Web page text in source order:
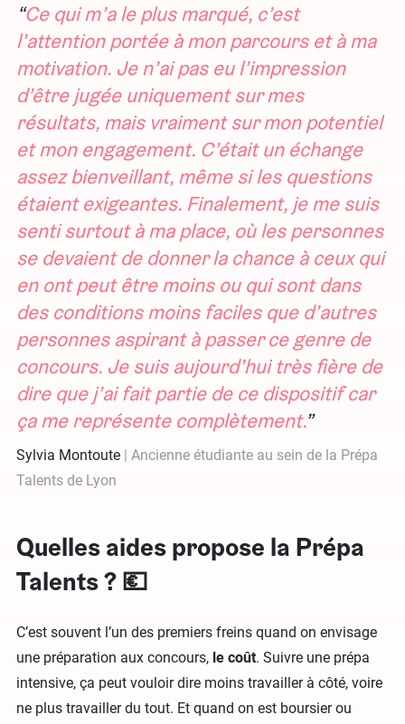
Ce qui m’a le plus marqué, c’est
l’attention portée à mon parcours et à ma
motivation. Je n’ai pas eu l’impression
d’être jugée uniquement sur mes
résultats, mais vraiment sur mon potentiel
et mon engagement. C’était un échange
assez bienveillant, même si les questions
étaient exigeantes. Finalement, je me suis
senti surtout à ma place, où les personnes
se devaient de donner la chance à ceux qui
en ont peut être moins ou qui sont dans
des conditions moins faciles que d’autres
personnes aspirant à passer ce genre de
concours. Je suis aujourd’hui très fière de
dire que j’ai fait partie de ce dispositif car
ça me représente complètement.
Sylvia Montoute
Ancienne étudiante au sein de la Prépa
Talents de Lyon
Quelles aides propose la Prépa
Talents ? 💶
C’est souvent l’un des premiers freins quand on envisage
une préparation aux concours, le coût. Suivre une prépa
intensive, ça peut vouloir dire moins travailler à côté, voire
ne plus travailler du tout. Et quand on est boursier ou